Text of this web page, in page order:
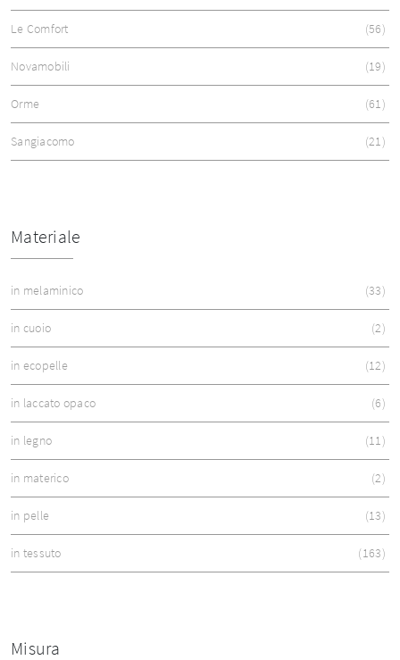
Le Comfort 56
Novamobili 19
Orme 61
Sangiacomo 21
Materiale
in melaminico 33
in cuoio 2
in ecopelle 12
in laccato opaco 6
in legno 11
in materico 2
in pelle 13
in tessuto 163
Misura